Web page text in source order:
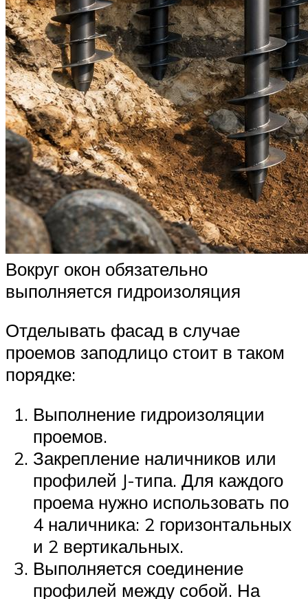
Вокруг окон обязательно
выполняется гидроизоляция
Отделывать фасад в случае
проемов заподлицо стоит в таком
порядке:
Выполнение гидроизоляции
проемов.
Закрепление наличников или
профилей J-типа. Для каждого
проема нужно использовать по
4 наличника: 2 горизонтальных
и 2 вертикальных.
Выполняется соединение
профилей между собой. На